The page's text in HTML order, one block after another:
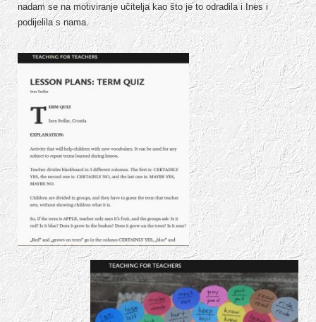
nadam se na motiviranje učitelja kao što je to odradila i Ines i
podijelila s nama.